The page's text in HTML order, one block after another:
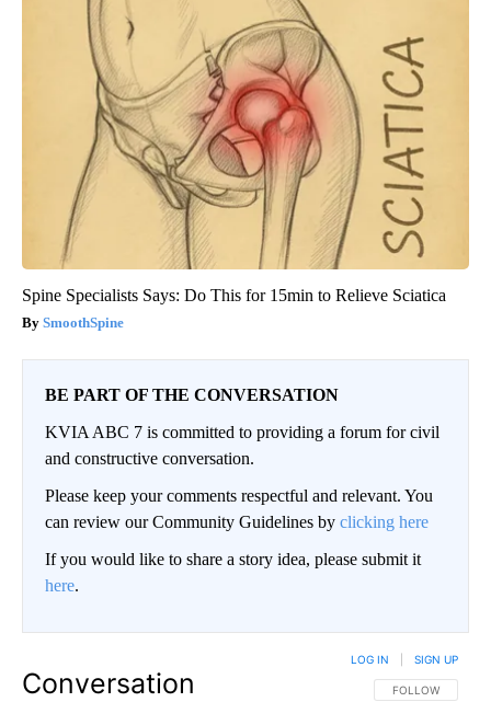
Spine Specialists Says: Do This for 15min to Relieve Sciatica
SmoothSpine
BE PART OF THE CONVERSATION
KVIA ABC 7 is committed to providing a forum for civil
and constructive conversation.
Please keep your comments respectful and relevant. You
can review our Community Guidelines by clicking here
If you would like to share a story idea, please submit it
here.
Conversation FOLLOW THIS
FOLLOW
LOG IN SIGN UP